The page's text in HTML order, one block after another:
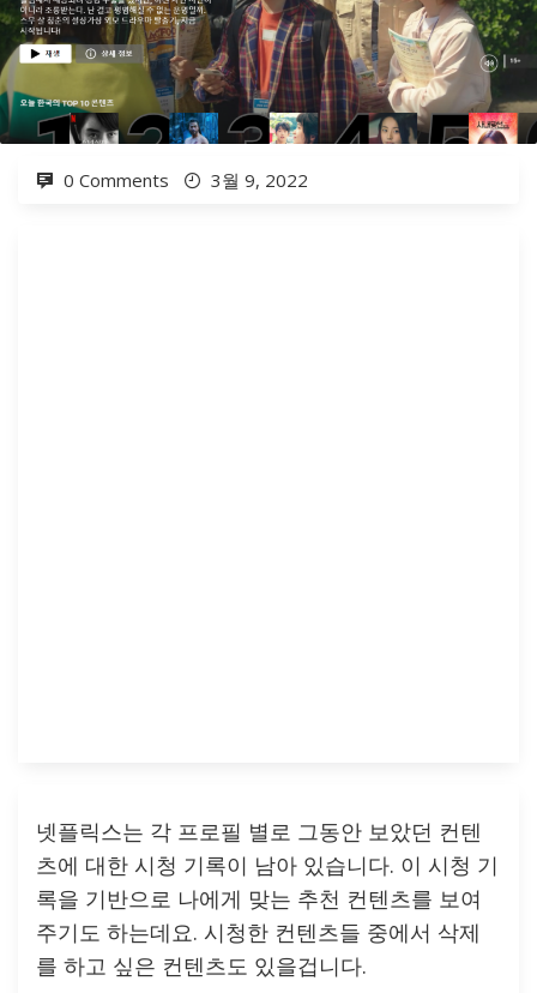
0 Comments 3월 9, 2022
넷플릭스는 각 프로필 별로 그동안 보았던 컨텐
츠에 대한 시청 기록이 남아 있습니다. 이 시청 기
록을 기반으로 나에게 맞는 추천 컨텐츠를 보여
주기도 하는데요. 시청한 컨텐츠들 중에서 삭제
를 하고 싶은 컨텐츠도 있을겁니다.